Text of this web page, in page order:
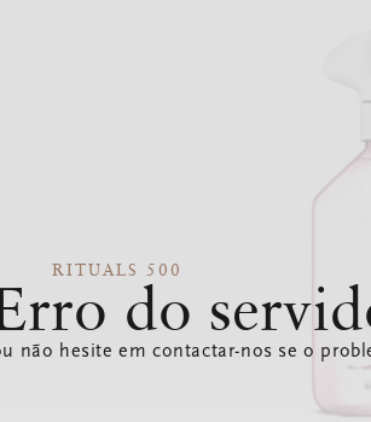
RITUALS 500
do
não hesite em contactar-nos se o